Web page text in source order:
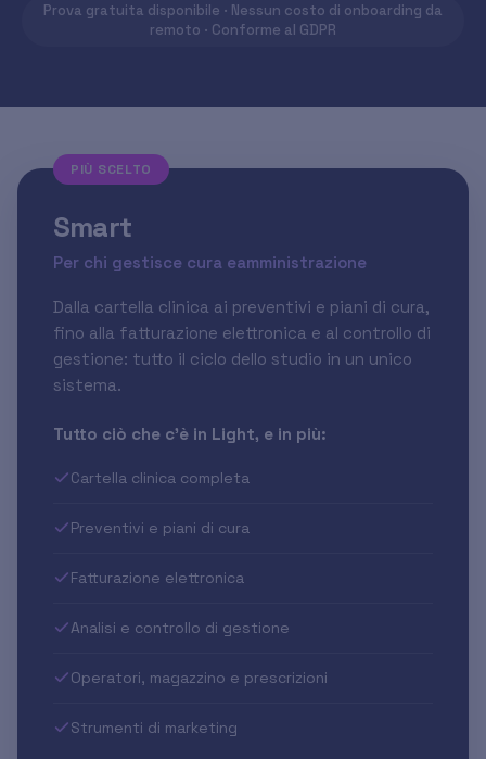
Prova gratuita disponibile · Nessun costo di onboarding da
remoto · Conforme al GDPR
PIÙ SCELTO
Smart
Per chi gestisce cura eamministrazione
Dalla cartella clinica ai preventivi e piani di cura,
fino alla fatturazione elettronica e al controllo di
gestione: tutto il ciclo dello studio in un unico
sistema.
Tutto ciò che c'è in Light, e in più:
Cartella clinica completa
Preventivi e piani di cura
Fatturazione elettronica
Analisi e controllo di gestione
Operatori, magazzino e prescrizioni
Strumenti di marketing